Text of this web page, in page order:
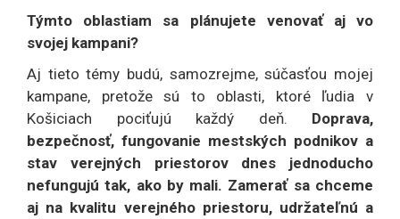
Týmto oblastiam sa plánujete venovať aj vo
svojej kampani?
Aj tieto témy budú, samozrejme, súčasťou mojej
kampane, pretože sú to oblasti, ktoré ľudia v
Košiciach pociťujú každý deň. Doprava,
bezpečnosť, fungovanie mestských podnikov a
stav verejných priestorov dnes jednoducho
nefungujú tak, ako by mali. Zamerať sa chceme
aj na kvalitu verejného priestoru, udržateľnú a